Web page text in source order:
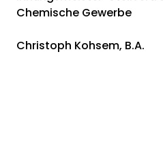
Chemische Gewerbe
Christoph Kohsem, B.A.